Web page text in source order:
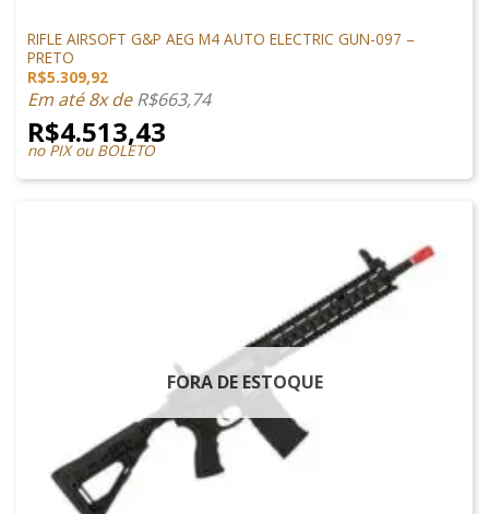
RIFLE AIRSOFT G&P AEG M4 AUTO ELECTRIC GUN-097 –
PRETO
R$5.309,92
Em até 8x deR$663,74
R$4.513,43
no PIX ou BOLETO
FORA DE ESTOQUE